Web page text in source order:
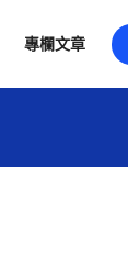
專欄文章